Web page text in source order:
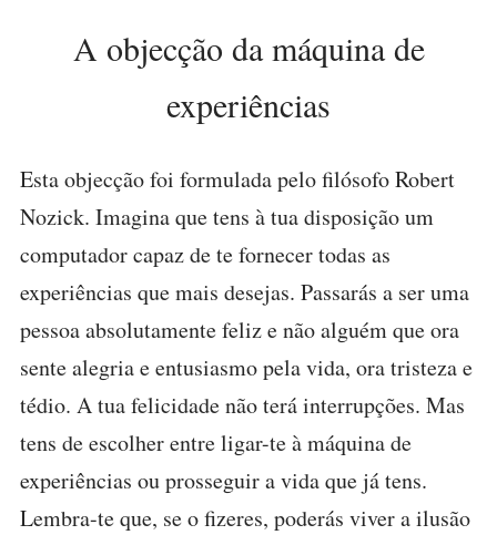
A objecção da máquina de
experiências
Esta objecção foi formulada pelo filósofo Robert
Nozick. Imagina que tens à tua disposição um
computador capaz de te fornecer todas as
experiências que mais desejas. Passarás a ser uma
pessoa absolutamente feliz e não alguém que ora
sente alegria e entusiasmo pela vida, ora tristeza e
tédio. A tua felicidade não terá interrupções. Mas
tens de escolher entre ligar-te à máquina de
experiências ou prosseguir a vida que já tens.
Lembra-te que, se o fizeres, poderás viver a ilusão